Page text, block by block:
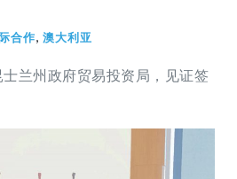
合作, 澳大利亚
兰州政府贸易投资局，见证签